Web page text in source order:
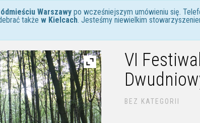
Warszawy po wcześniejszym umówieniu się.
także w Kielcach. Jesteśmy niewielkim
VI
BEZ KATEGORII